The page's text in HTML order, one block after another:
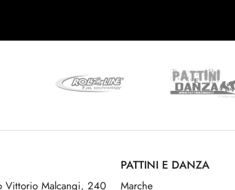
Vittorio Malcangi, 240
PATTINI E DANZA
Marche